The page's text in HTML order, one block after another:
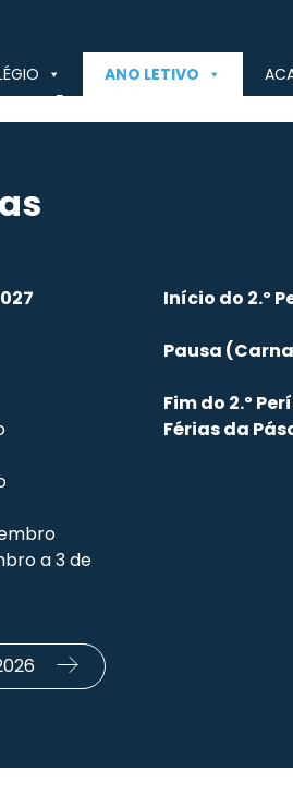
ANO LETIVO
a 3 de
Início do 2.º
Pausa
Fim do 2.º
Férias da